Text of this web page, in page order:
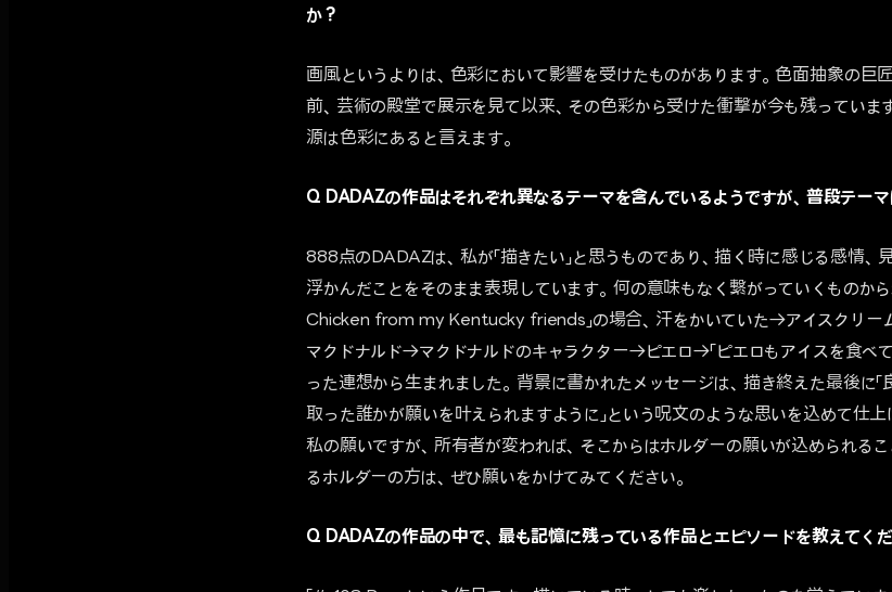
か？
画風というよりは、色彩において影響を受けたものがあります。色面抽象の巨
前、芸術の殿堂で展示を見て以来、その色彩から受けた衝撃が今も残っていま
源は色彩にあると言えます。
Q DADAZの作品はそれぞれ異なるテーマを含んでいるようですが、普段テー
888点のDADAZは、私が「描きたい」と思うものであり、描く時に感じる感情、
浮かんだことをそのまま表現しています。何の意味もなく繋がっていくものか
Chicken from my Kentucky friends」の場合、汗をかいていた→アイスクリ
マクドナルド→マクドナルドのキャラクター→ピエロ→「ピエロもアイスを食べ
った連想から生まれました。背景に書かれたメッセージは、描き終えた最後に「
取った誰かが願いを叶えられますように」という呪文のような思いを込めて仕
私の願いですが、所有者が変われば、そこからはホルダーの願いが込められる
るホルダーの方は、ぜひ願いをかけてみてください。
Q DADAZの作品の中で、最も記憶に残っている作品とエピソードを教えてくだ